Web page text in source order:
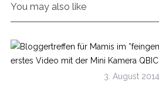
You may also like
3. August 2014
r
: